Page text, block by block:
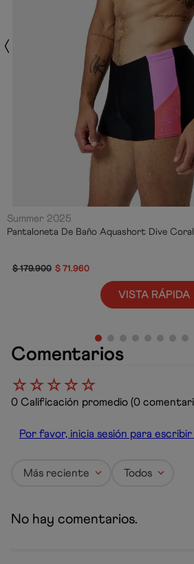
Summer 2025
Pantaloneta De Baño Aquashort Dive
$179.900 $ 71.960
VISTA RÁPIDA
Comentarios
☆☆☆☆☆
0 Calificación promedio (0
Por favor, inicia sesión para
Más reciente Todos
No hay comentarios.